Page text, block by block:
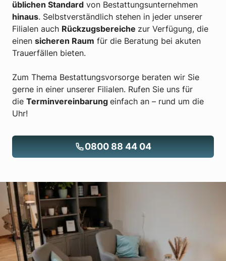
üblichen Standard von Bestattungsunternehmen
hinaus. Selbstverständlich stehen in jeder unserer
Filialen auch Rückzugsbereiche zur Verfügung, die
einen sicheren Raum für die Beratung bei akuten
Trauerfällen bieten.
Zum Thema Bestattungsvorsorge beraten wir Sie
gerne in einer unserer Filialen. Rufen Sie uns für
die Terminvereinbarung einfach an – rund um die
Uhr!
0800 88 44 04